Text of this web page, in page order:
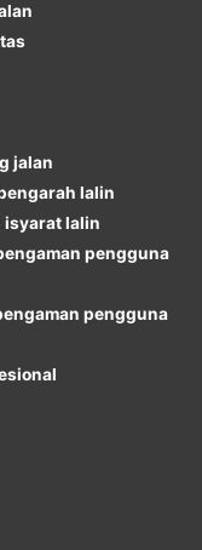
jalan
lalin
isyarat lalin
pengguna
pengguna